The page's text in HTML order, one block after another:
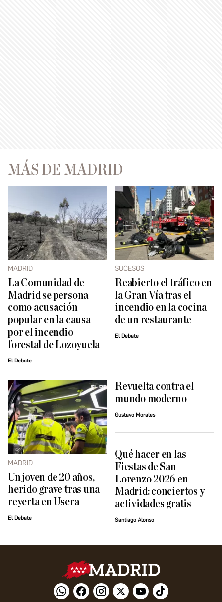
MÁS DE MADRID
MADRID
La Comunidad de
Madrid se persona
como acusación
popular en la causa
por el incendio
forestal de Lozoyuela
El Debate
SUCESOS
Reabierto el tráfico en
la Gran Vía tras el
incendio en la cocina
de un restaurante
El Debate
MADRID
Un joven de 20 años,
herido grave tras una
reyerta en Usera
El Debate
Revuelta contra el
mundo moderno
Gustavo Morales
Qué hacer en las
Fiestas de San
Lorenzo 2026 en
Madrid: conciertos y
actividades gratis
Santiago Alonso